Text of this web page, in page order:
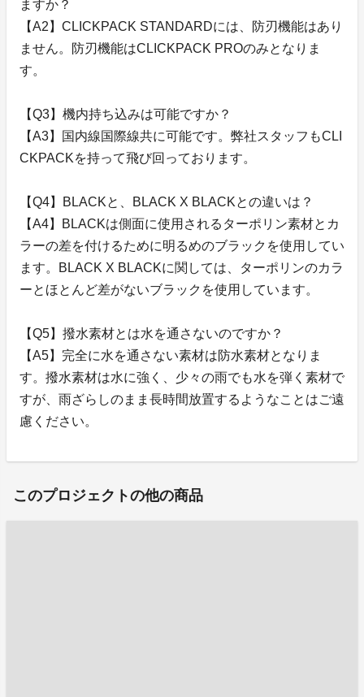
ますか？
【A2】CLICKPACK STANDARDには、防刃機能はあり
ません。防刃機能はCLICKPACK PROのみとなりま
す。
【Q3】機内持ち込みは可能ですか？
【A3】国内線国際線共に可能です。弊社スタッフもCLI
CKPACKを持って飛び回っております。
【Q4】BLACKと、BLACK X BLACKとの違いは？
【A4】BLACKは側面に使用されるターポリン素材とカ
ラーの差を付けるために明るめのブラックを使用してい
ます。BLACK X BLACKに関しては、ターポリンのカラ
ーとほとんど差がないブラックを使用しています。
【Q5】撥水素材とは水を通さないのですか？
【A5】完全に水を通さない素材は防水素材となりま
す。撥水素材は水に強く、少々の雨でも水を弾く素材で
すが、雨ざらしのまま長時間放置するようなことはご遠
慮ください。
このプロジェクトの他の商品